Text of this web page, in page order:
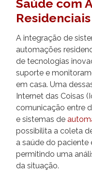
Saúde com
Residenciais
A integração de
automações
de tecnologias
suporte e
em casa. Uma
Internet das Coisas
comunicação entre
e sistemas de
possibilita a coleta
a saúde do paciente
permitindo uma
da situação.